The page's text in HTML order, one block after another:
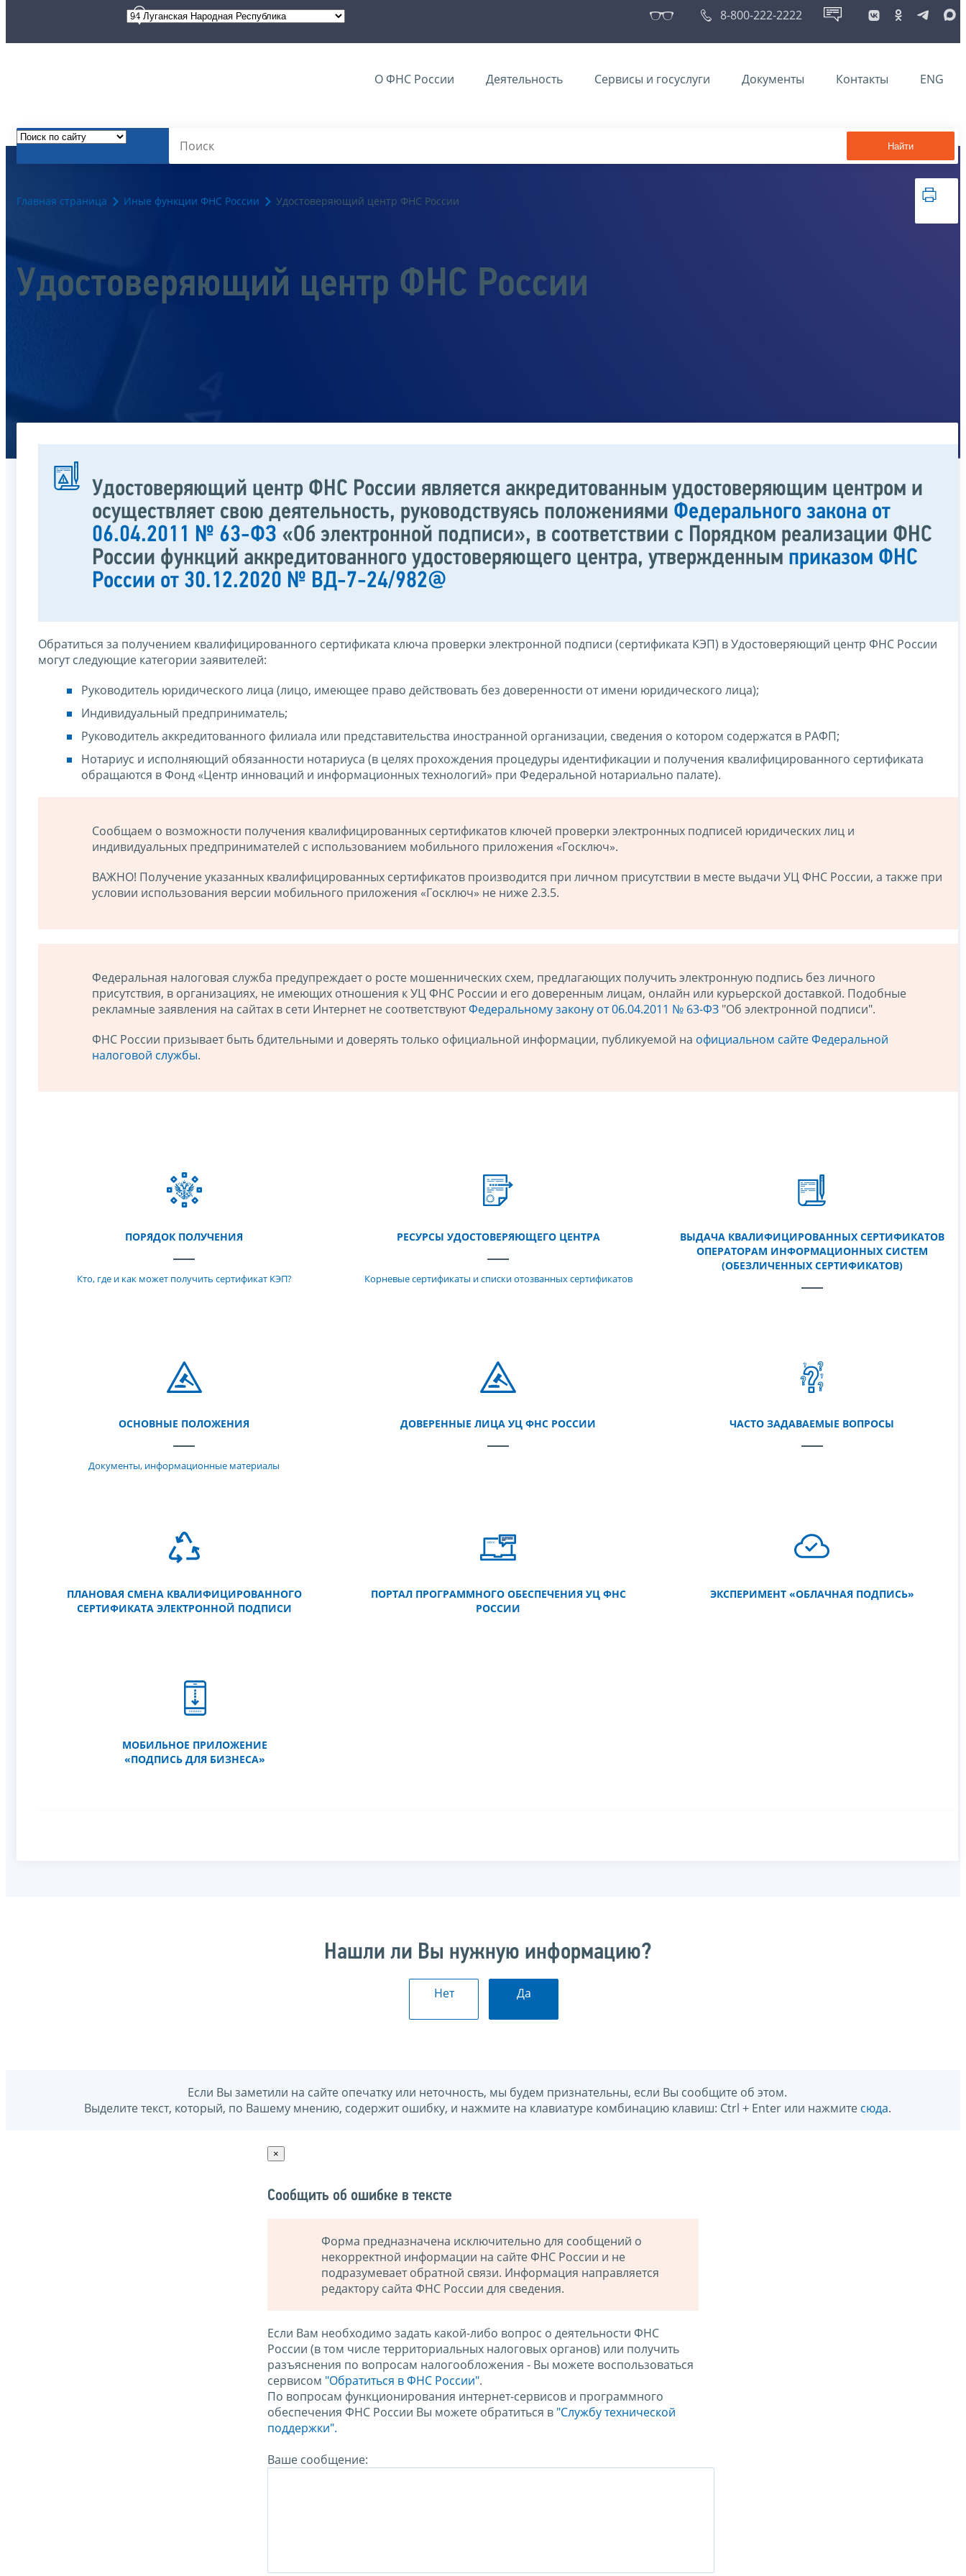
8-800-222-2222
О ФНС России Деятельность Сервисы и госуслуги Документы Контакты ENG
Найти
Главная страница Иные функции ФНС России Удостоверяющий центр ФНС России
Удостоверяющий центр ФНС России
Удостоверяющий центр ФНС России является аккредитованным удостоверяющим центром и
осуществляет свою деятельность, руководствуясь положениями Федерального закона от
06.04.2011 № 63-ФЗ «Об электронной подписи», в соответствии с Порядком реализации ФНС
России функций аккредитованного удостоверяющего центра, утвержденным приказом ФНС
России от 30.12.2020 № ВД-7-24/982@
Обратиться за получением квалифицированного сертификата ключа проверки электронной подписи (сертификата КЭП) в Удостоверяющий центр ФНС России
могут следующие категории заявителей:
Руководитель юридического лица (лицо, имеющее право действовать без доверенности от имени юридического лица);
Индивидуальный предприниматель;
Руководитель аккредитованного филиала или представительства иностранной организации, сведения о котором содержатся в РАФП;
Нотариус и исполняющий обязанности нотариуса (в целях прохождения процедуры идентификации и получения квалифицированного сертификата
обращаются в Фонд «Центр инноваций и информационных технологий» при Федеральной нотариально палате).
Сообщаем о возможности получения квалифицированных сертификатов ключей проверки электронных подписей юридических лиц и
индивидуальных предпринимателей с использованием мобильного приложения «Госключ».
ВАЖНО! Получение указанных квалифицированных сертификатов производится при личном присутствии в месте выдачи УЦ ФНС России, а также при
условии использования версии мобильного приложения «Госключ» не ниже 2.3.5.
Федеральная налоговая служба предупреждает о росте мошеннических схем, предлагающих получить электронную подпись без личного
присутствия, в организациях, не имеющих отношения к УЦ ФНС России и его доверенным лицам, онлайн или курьерской доставкой. Подобные
рекламные заявления на сайтах в сети Интернет не соответствуютФедеральному закону от 06.04.2011 № 63-ФЗ "Об электронной подписи".
ФНС России призывает быть бдительными и доверять только официальной информации, публикуемой на официальном сайте Федеральной
налоговой службы.
ПОРЯДОК ПОЛУЧЕНИЯ
Кто, где и как может получить сертификат КЭП?
РЕСУРСЫ УДОСТОВЕРЯЮЩЕГО ЦЕНТРА
Корневые сертификаты и списки отозванных сертификатов
ВЫДАЧА КВАЛИФИЦИРОВАННЫХ СЕРТИФИКАТОВ
ОПЕРАТОРАМ ИНФОРМАЦИОННЫХ СИСТЕМ
(ОБЕЗЛИЧЕННЫХ СЕРТИФИКАТОВ)
ОСНОВНЫЕ ПОЛОЖЕНИЯ
Документы, информационные материалы
ДОВЕРЕННЫЕ ЛИЦА УЦ ФНС РОССИИ ЧАСТО ЗАДАВАЕМЫЕ ВОПРОСЫ
ПЛАНОВАЯ СМЕНА КВАЛИФИЦИРОВАННОГО
СЕРТИФИКАТА ЭЛЕКТРОННОЙ ПОДПИСИ
ПОРТАЛ ПРОГРАММНОГО ОБЕСПЕЧЕНИЯ УЦ ФНС
РОССИИ
ЭКСПЕРИМЕНТ «ОБЛАЧНАЯ ПОДПИСЬ»
МОБИЛЬНОЕ ПРИЛОЖЕНИЕ
«ПОДПИСЬ ДЛЯ БИЗНЕСА»
Нашли ли Вы нужную информацию?
Нет Да
Если Вы заметили на сайте опечатку или неточность, мы будем признательны, если Вы сообщите об этом.
Выделите текст, который, по Вашему мнению, содержит ошибку, и нажмите на клавиатуре комбинацию клавиш: Ctrl + Enter или нажмите сюда.
×
Сообщить об ошибке в тексте
Форма предназначена исключительно для сообщений о
некорректной информации на сайте ФНС России и не
подразумевает обратной связи. Информация направляется
редактору сайта ФНС России для сведения.
Если Вам необходимо задать какой-либо вопрос о деятельности ФНС
России (в том числе территориальных налоговых органов) или получить
разъяснения по вопросам налогообложения - Вы можете воспользоваться
сервисом "Обратиться в ФНС России".
По вопросам функционирования интернет-сервисов и программного
обеспечения ФНС России Вы можете обратиться в "Службу технической
поддержки".
Ваше сообщение: